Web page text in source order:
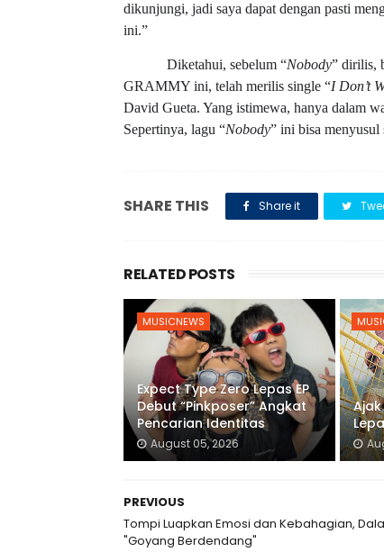
dikunjungi, jadi saya dapat dengan pasti
ini.”
Diketahui, sebelum “Nobody” dirilis,
GRAMMY ini, telah merilis single “I Don’t
David Gueta. Yang istimewa, hanya dalam
Sepertinya, lagu “Nobody” ini bisa menyusul
SHARE THIS Share it
RELATED POSTS
MUSICNEWS
Expect Type Zero Lepas EP
Debut “Pinkposer” Angkat
Pencarian Identitas
August 05, 2026
PREVIOUS
Tompi Luapkan Emosi dan Kebahagian,
"Goyang Berdendang"